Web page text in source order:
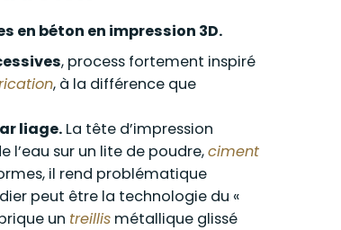
en béton en impression 3D.
, process fortement inspiré
, à la différence que
liage. La tête d’impression
l’eau sur un lite de poudre,ciment
il rend problématique
peut être la technologie du «
un treillis métallique glissé